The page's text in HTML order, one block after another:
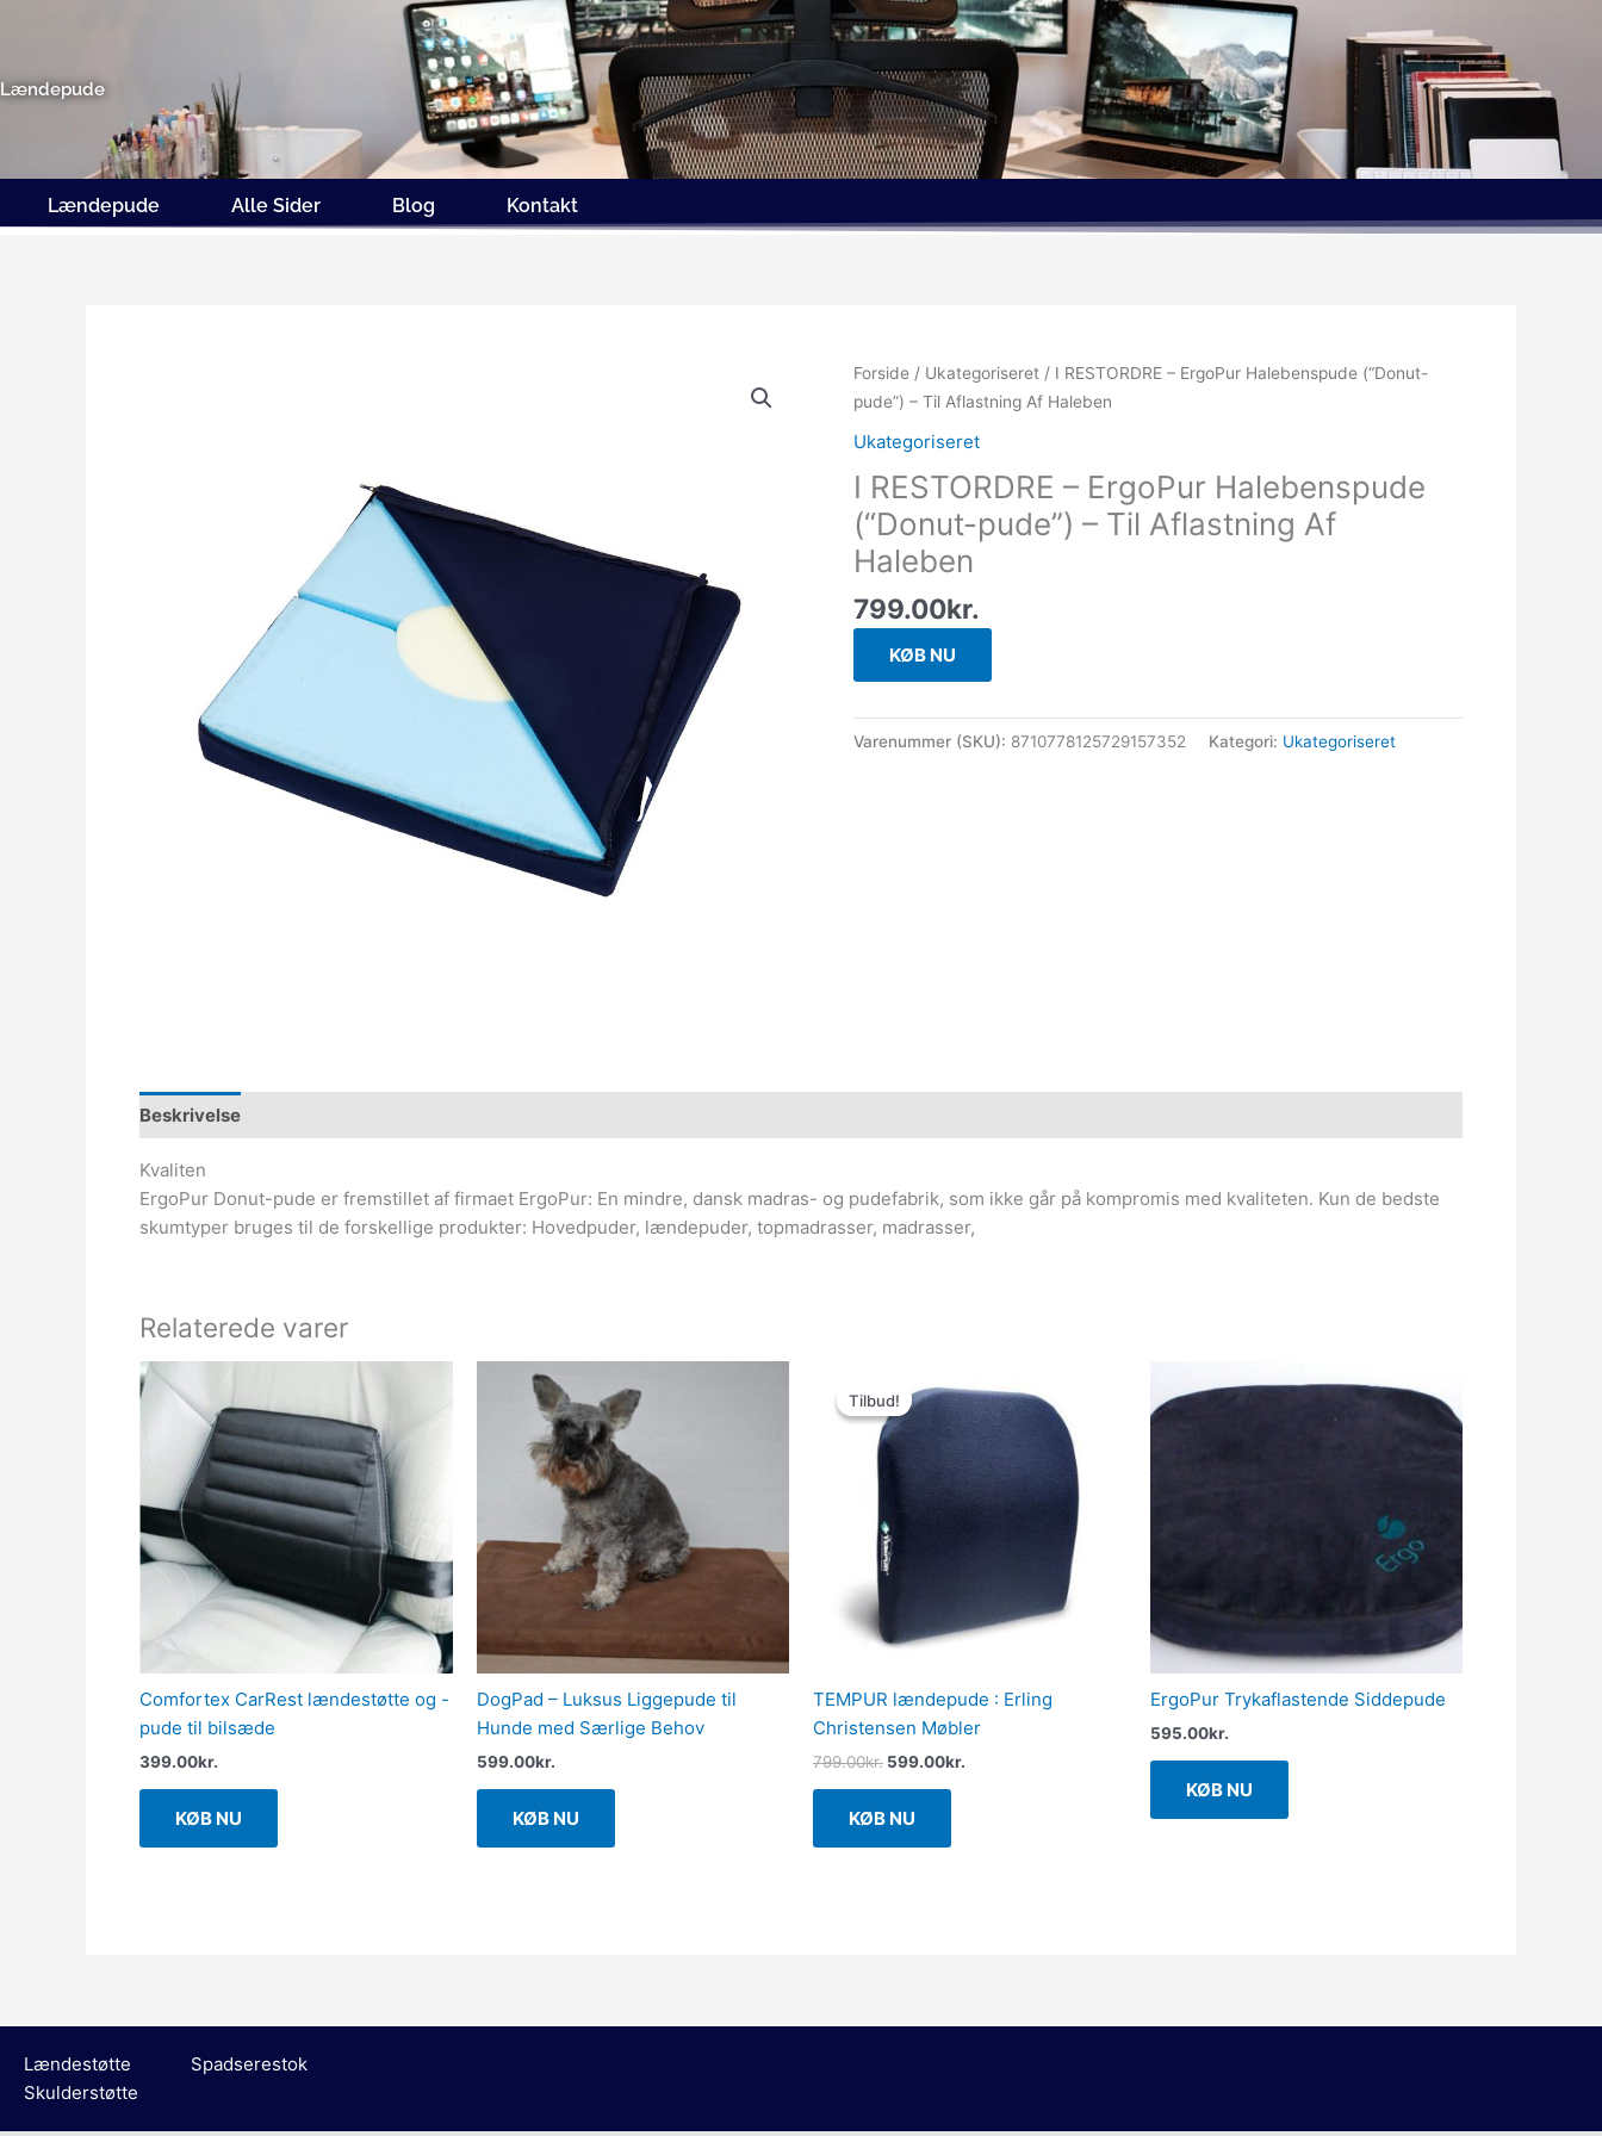
Lændepude
Lændepude Alle Sider Blog Kontakt
Forside / Ukategoriseret / I RESTORDRE – ErgoPur Halebenspude (“Donut-
pude”) – Til Aflastning Af Haleben
Ukategoriseret
I RESTORDRE – ErgoPur Halebenspude
(“Donut-pude”) – Til Aflastning Af
Haleben
799.00kr.
KØB NU
Varenummer (SKU): 8710778125729157352 Kategori: Ukategoriseret
Beskrivelse
Kvaliten
ErgoPur Donut-pude er fremstillet af firmaet ErgoPur: En mindre, dansk madras- og pudefabrik, som ikke går på kompromis med kvaliteten. Kun de bedste
skumtyper bruges til de forskellige produkter: Hovedpuder, lændepuder, topmadrasser, madrasser,
Relaterede varer
Comfortex CarRest lændestøtte og -
pude til bilsæde
399.00kr.
KØB NU
DogPad – Luksus Liggepude til
Hunde med Særlige Behov
599.00kr.
KØB NU
Tilbud!
Tilbud!
TEMPUR lændepude : Erling
Christensen Møbler
799.00kr.
oprindelige
pris
var:
799.00kr..
599.00kr.
aktuelle
KØB NU
ErgoPur Trykaflastende Siddepude
595.00kr.
KØB NU
Lændestøtte
Skulderstøtte
Spadserestok